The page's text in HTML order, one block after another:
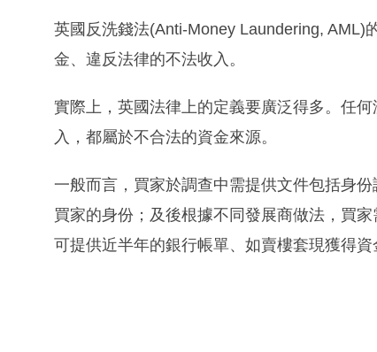
英國反洗錢法(Anti-Money Laundering, AML)
金、違反法律的不法收入。
實際上，英國法律上的定義要廣泛得多。任
入，都屬於不合法的資金來源。
一般而言，買家於調查中需提供文件包括身
買家的身份；及後根據不同發展商做法，買
可提供近半年的銀行帳單、如賣樓套現獲得資